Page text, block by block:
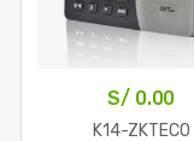
S/ 0.00
K14-ZKTECO